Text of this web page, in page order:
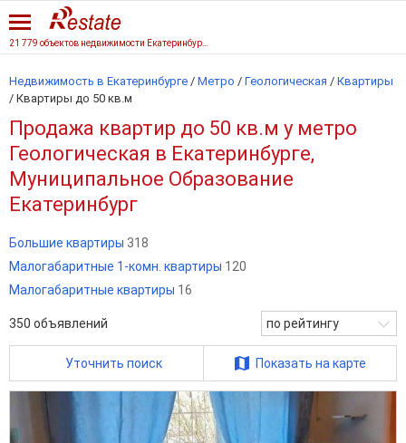
Недвижимость в Екатеринбурге / Метро / Геологическая / Квартиры
/ Квартиры до 50 кв.м
Продажа квартир до 50 кв.м у метро
Геологическая в Екатеринбурге,
Муниципальное Образование
Екатеринбург
Большие квартиры 318
Малогабаритные 1-комн. квартиры 120
Малогабаритные квартиры 16
350 объявлений по рейтингу
Уточнить поиск Показать на карте